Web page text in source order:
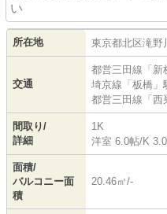
い
所在地 東京都北区滝野川
交通
都営三田線 「 新
埼京線 「 板橋
都営三田線 「 西
間取り/
詳細
1K
洋室 6.0帖/K
面積/
バルコニー面
積
20.46㎡/-